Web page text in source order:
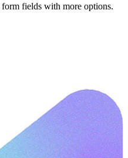
fields with more options.